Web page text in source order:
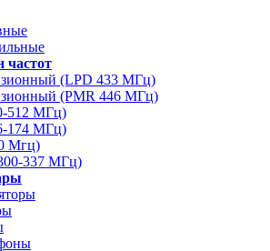
частот
(LPD 433 МГц)
(PMR 446 МГц)
512 МГц)
174 МГц)
Мгц)
337 МГц)